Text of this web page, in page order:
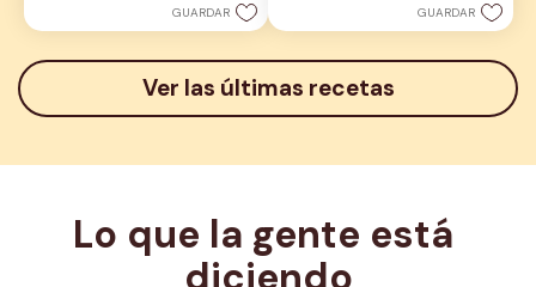
GUARDAR GUARDAR
Ver las últimas recetas
Lo que la gente está